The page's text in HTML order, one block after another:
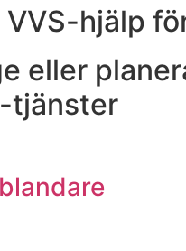
hjälp
eller
tjänster